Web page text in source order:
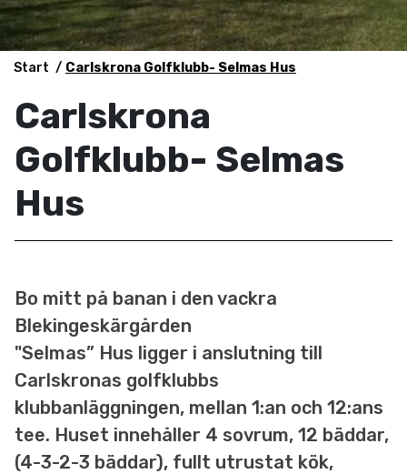
Start Carlskrona Golfklubb- Selmas Hus
Carlskrona
Golfklubb- Selmas
Hus
Bo mitt på banan i den vackra
Blekingeskärgården
"Selmas” Hus ligger i anslutning till
Carlskronas golfklubbs
klubbanläggningen, mellan 1:an och 12:ans
tee. Huset innehåller 4 sovrum, 12 bäddar,
(4-3-2-3 bäddar), fullt utrustat kök,